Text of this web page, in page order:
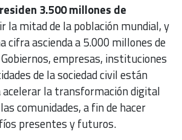
3.500 millones de
la mitad de la población mundial, y
cifra ascienda a 5.000 millones de
empresas, instituciones
de la sociedad civil están
acelerar la transformación digital
comunidades, a fin de hacer
presentes y futuros.